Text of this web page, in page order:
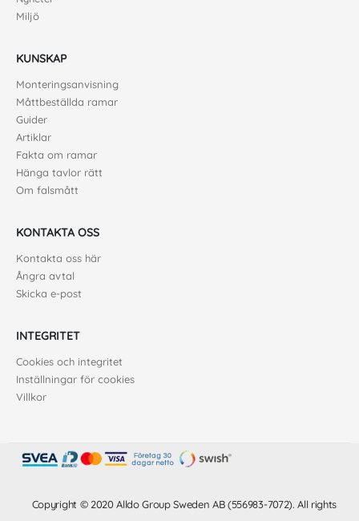
Miljö
KUNSKAP
Monteringsanvisning
Måttbeställda ramar
Guider
Artiklar
Fakta om ramar
Hänga tavlor rätt
Om falsmått
KONTAKTA OSS
Kontakta oss här
Ångra avtal
Skicka e-post
INTEGRITET
Cookies och integritet
Inställningar för cookies
Villkor
Copyright © 2020 Alldo Group Sweden AB (556983-7072). All rights